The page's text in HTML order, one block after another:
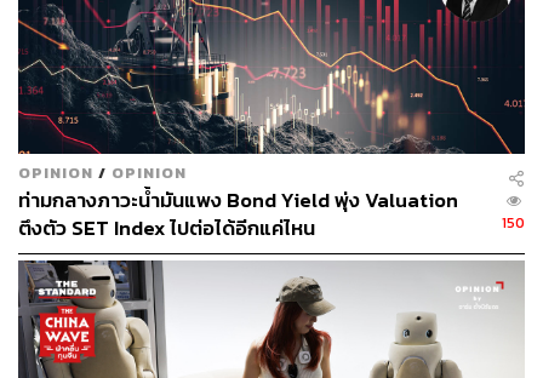
แต่บทละครก็ไม่ได้เดินตามพงศาวดารฉบับกระแสหลักที่มัก
เขียนมักวาดภาพให้จางฮีบินเป็นหญิงบ้าอำนาจและทำคุณ
ไสยมนต์ดำ แต่เลือกมองมุมกลับในเชิงสิทธิสตรีโดยตั้ง
คำถามว่า ความร้ายกาจของเธอในอดีตคือการเอาตัวรอด
ของผู้หญิงคนหนึ่งที่ไร้ทางสู้ในโครงสร้างสังคมที่ผู้ชายและ
ระบบชนชั้นหรือไม่ เมื่อวิญญาณของคังดันชิมมาสวมร่าง
ของชินซอรีนักแสดงสาวปลายแถวในยุคปี 2026
สัญชาตญาณการเอาตัวรอดและสายตาที่มองทะลุเกม
การเมืองจึงกลายเป็นเครื่องมือฟาดฟันกับโลกทุนนิยมยุค
ปัจจุบัน เหมือนการเปรียบเทียบว่าการเลื่อยขาเก้าอี้และหัก
หลังในวังหลวงโชซอนก็ไม่ได้ต่างอะไรกับวงการบันเทิงและ
โลกธุรกิจแชบอลยุคปัจจุบันเลย
OPINION / OPINION
ท่ามกลางภาวะน้ำมันแพง Bond Yield พุ่ง Valuation
ตึงตัว SET Index ไปต่อได้อีกแค่ไหน
150